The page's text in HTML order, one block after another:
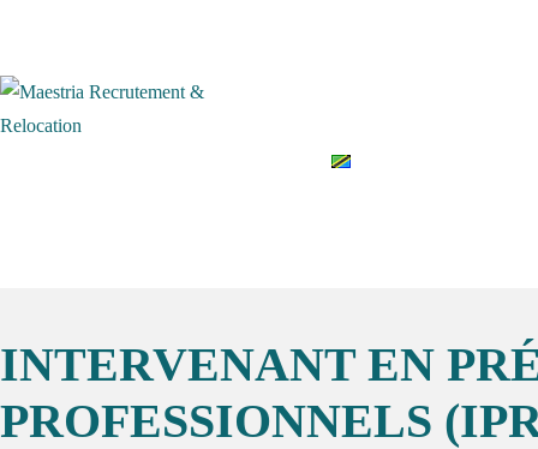
INTERVENANT EN
PROFESSIONNELS